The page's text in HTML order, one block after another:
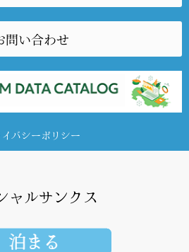
問い合わせ
バシーポリシー
ャルサンクス